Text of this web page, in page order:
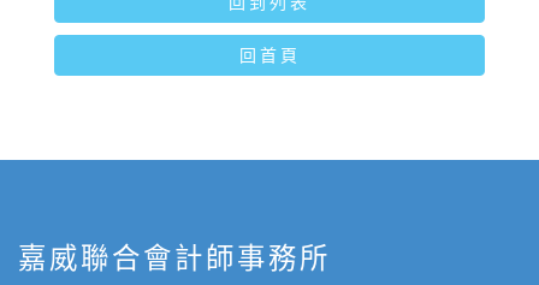
回首頁
嘉威聯合會計師事務所